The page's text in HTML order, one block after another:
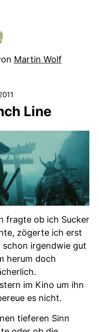
Martin Wolf
Line
fragte ob ich Sucker
zögerte ich erst
schon irgendwie gut
herum doch
im Kino um ihn
es nicht.
tieferen Sinn